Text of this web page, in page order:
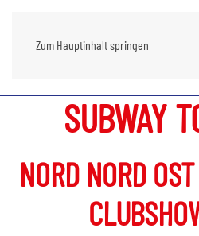
Zum Hauptinhalt springen
SUBWAY
NORD NORD